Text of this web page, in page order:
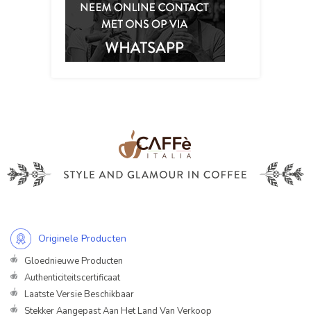
Originele Producten
Gloednieuwe Producten
Authenticiteitscertificaat
Laatste Versie Beschikbaar
Stekker Aangepast Aan Het Land Van Verkoop